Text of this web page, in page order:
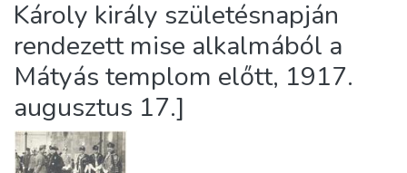
About us
Károly király születésnapján
rendezett mise alkalmából a
Mátyás templom előtt, 1917.
augusztus 17.]